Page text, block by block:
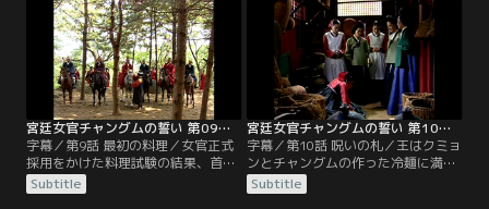
置換えとなる。チャングムの新しい
配属先は菜園。菜園とは王宮の隅に
ある薬草畑で、異国の香辛料や薬草
の栽培を試みるところ。事実上、宮
中で見捨てられた人が配属される部
署だった。
ったチャングムは、ミン・ジョンホ
と初めて言葉を交わす。女官正式採
用を決める試験を7日後に控え、懸
命に遅れを取り戻そうと勉強するチ
ャングム。試験は2段階に分かれて
いた。
宮廷女官チャングムの誓い 第09話／字幕
字幕／第9話 最初の料理／女官正式
採用をかけた料理試験の結果、首席
はクミョン、支給されたもの以外の
食材を使ったチャングムは落第を言
Subtitle
宮廷女官チャングムの誓い 第10話／字幕
字幕／第10話 呪いの札／王はクミョ
ンとチャングムの作った冷麺に満足
し、王の護衛部隊として同行してい
たチョンホも二人の活躍を知る。チ
Subtitle